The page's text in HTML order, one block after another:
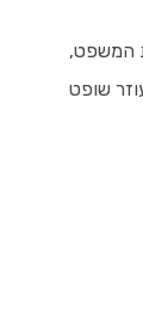
המשפט,
שופט